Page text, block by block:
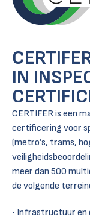
IN
CERTIFER is een
certificering voor
(metro’s, trams,
meer dan 500
de volgende
Infrastructuur en